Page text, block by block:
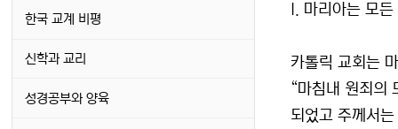
I. 마리아는 모
카톨릭 교회는
“마침내 원죄의
되었고 주께서
한국 교계 비평
신학과 교리
성경공부와 양육